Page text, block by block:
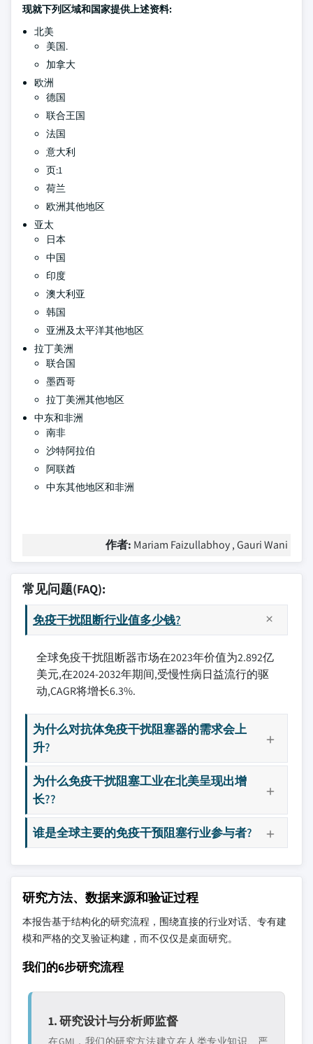
现就下列区域和国家提供上述资料:
北美
美国.
加拿大
欧洲
德国
联合王国
法国
意大利
页:1
荷兰
欧洲其他地区
亚太
日本
中国
印度
澳大利亚
韩国
亚洲及太平洋其他地区
拉丁美洲
联合国
墨西哥
拉丁美洲其他地区
中东和非洲
南非
沙特阿拉伯
阿联酋
中东其他地区和非洲
作者: Mariam Faizullabhoy , Gauri Wani
常见问题(FAQ):
免疫干扰阻断行业值多少钱?
全球免疫干扰阻断器市场在2023年价值为2.892亿
美元,在2024-2032年期间,受慢性病日益流行的驱
动,CAGR将增长6.3%.
为什么对抗体免疫干扰阻塞器的需求会上
升?
为什么免疫干扰阻塞工业在北美呈现出增
长??
谁是全球主要的免疫干预阻塞行业参与者?
研究方法、数据来源和验证过程
本报告基于结构化的研究流程，围绕直接的行业对话、专有建
模和严格的交叉验证构建，而不仅仅是桌面研究。
我们的6步研究流程
1. 研究设计与分析师监督
在GMI，我们的研究方法建立在人类专业知识、严